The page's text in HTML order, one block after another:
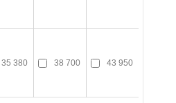
35 380 38 700 43 950